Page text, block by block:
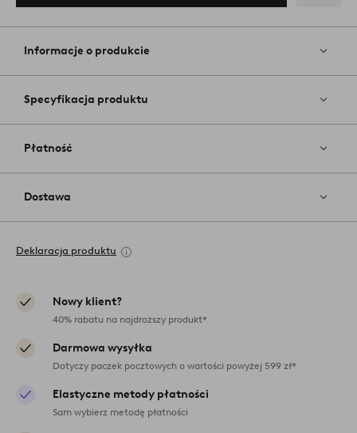
do
Informacje o produkcie
Specyfikacja produktu
Płatność
Dostawa
Deklaracja produktu
Nowy klient?
40% rabatu na najdroższy produkt*
Darmowa wysyłka
Dotyczy paczek pocztowych o wartości powyżej 599 zł*
Elastyczne metody płatności
Sam wybierz metodę płatności